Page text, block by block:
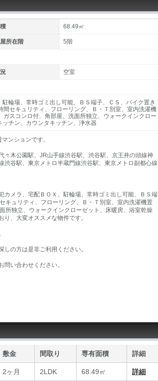
68.49㎡
所在階 5階
空室
輪場、常時ゴミ出し可能、ＢＳ端子、ＣＳ、バイク置き
セキュリティ、フローリング、Ｂ・Ｔ別室、室内洗濯機
スコンロ付、角部屋、洗面所独立、ウォークインクロー
チン、カウンタキッチン、浄水器
ンションです。
木公園駅、JR山手線渋谷駅、渋谷駅、京王井の頭線神
谷駅、東京メトロ半蔵門線渋谷駅、東京メトロ副都心線
メラ、宅配ＢＯＸ、駐輪場、常時ゴミ出し可能、ＢＳ端
キュリティ、フローリング、Ｂ・Ｔ別室、室内洗濯機置
所独立、ウォークインクローゼット、床暖房、浴室乾燥
、大変オススメな物件です。
の方は是非ご利用ください。
い合わせください。
敷金 間取り 専有面積 詳細
2ヶ月 2LDK 68.49㎡ 詳細